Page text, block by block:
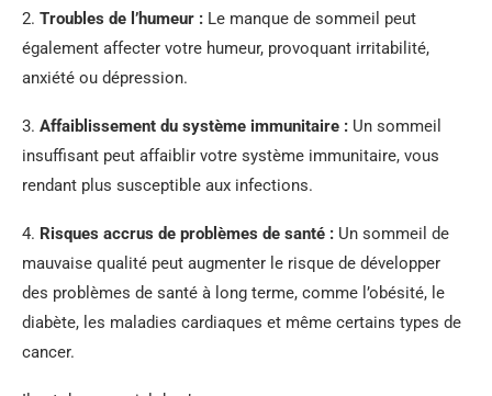
2. Troubles de l’humeur : Le manque de sommeil peut
également affecter votre humeur, provoquant irritabilité,
anxiété ou dépression.
3. Affaiblissement du système immunitaire : Un sommeil
insuffisant peut affaiblir votre système immunitaire, vous
rendant plus susceptible aux infections.
4. Risques accrus de problèmes de santé : Un sommeil de
mauvaise qualité peut augmenter le risque de développer
des problèmes de santé à long terme, comme l’obésité, le
diabète, les maladies cardiaques et même certains types de
cancer.